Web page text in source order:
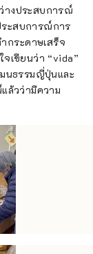
ายและแหล่ง
จะไปเยี่ยมชม
ที่ท่องเที่ยวต่อ
"ถ่ายทอด"
ากรการท่อง
าภูมิภาค ผ่าน
างประสบการณ์
ะสบการณ์การ
กระดาษเสร็จ
เขียนว่า “vida”
นธรรมญี่ปุ่นและ
ล้วว่ามีความ